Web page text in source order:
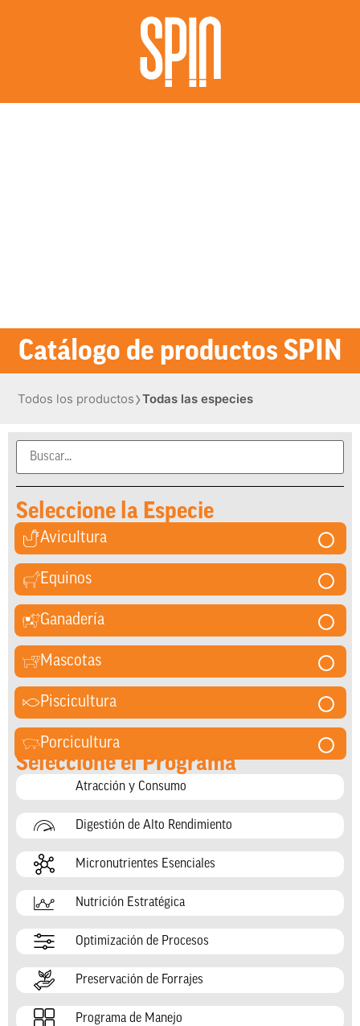
Catálogo de productos SPIN
Todos los productos›Todas las especies
Seleccione la Especie
Avicultura
Equinos
Ganadería
Mascotas
Piscicultura
Porcicultura
Seleccione el Programa
Atracción y Consumo
Digestión de Alto Rendimiento
Micronutrientes Esenciales
Nutrición Estratégica
Optimización de Procesos
Preservación de Forrajes
Programa de Manejo